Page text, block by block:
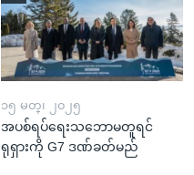
၁၅ မတ္၊ ၂၀၂၅
အပစ်ရပ်ရေးသဘောမတူရင်
ရုရှားကို G7 ဒဏ်ခတ်မည်